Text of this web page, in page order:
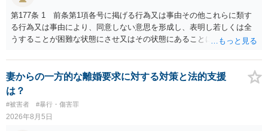
第177条 1 前条第1項各号に掲げる行為又は事由その他これらに類す
る行為又は事由により、同意しない意思を形成し、表明し若しくは全
うすることが困難な状態にさせ又はその状態にあることに乗じて、性
く。）若しくは物を挿入する行為であってわいせつなもの（以下この
条及び第179条第2項において「性交等」という。）をした者は、婚姻
関係の有無にかかわらず、5年以上の有期拘禁刑に処する。 第176条 1
次に掲げる行為又は事由その他これらに類する行為又は事由により、
同意しない意思を形成し、表明し若しくは全うすることが困難な状態
にさせ又はその状態にあることに乗じて、わいせつな行為をした者
妻からの一方的な離婚要求に対する対策と法的支援
は？
#被害者 #暴行・傷害罪
2026年8月5日